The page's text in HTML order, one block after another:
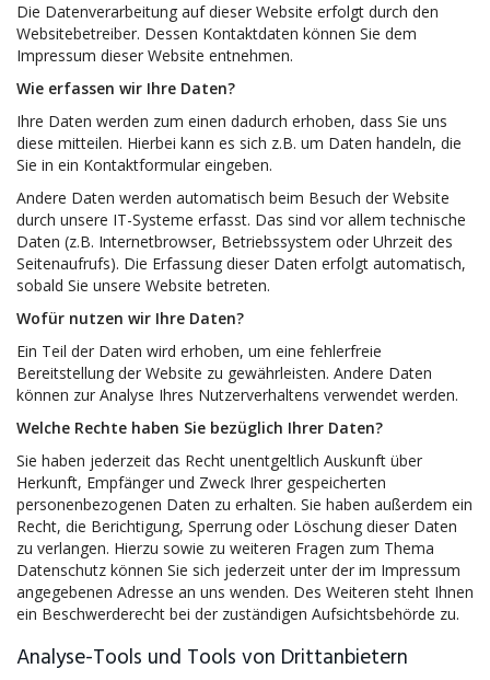
Die Datenverarbeitung auf dieser Website erfolgt durch den
Websitebetreiber. Dessen Kontaktdaten können Sie dem
Impressum dieser Website entnehmen.
Wie erfassen wir Ihre Daten?
Ihre Daten werden zum einen dadurch erhoben, dass Sie uns
diese mitteilen. Hierbei kann es sich z.B. um Daten handeln, die
Sie in ein Kontaktformular eingeben.
Andere Daten werden automatisch beim Besuch der Website
durch unsere IT-Systeme erfasst. Das sind vor allem technische
Daten (z.B. Internetbrowser, Betriebssystem oder Uhrzeit des
Seitenaufrufs). Die Erfassung dieser Daten erfolgt automatisch,
sobald Sie unsere Website betreten.
Wofür nutzen wir Ihre Daten?
Ein Teil der Daten wird erhoben, um eine fehlerfreie
Bereitstellung der Website zu gewährleisten. Andere Daten
können zur Analyse Ihres Nutzerverhaltens verwendet werden.
Welche Rechte haben Sie bezüglich Ihrer Daten?
Sie haben jederzeit das Recht unentgeltlich Auskunft über
Herkunft, Empfänger und Zweck Ihrer gespeicherten
personenbezogenen Daten zu erhalten. Sie haben außerdem ein
Recht, die Berichtigung, Sperrung oder Löschung dieser Daten
zu verlangen. Hierzu sowie zu weiteren Fragen zum Thema
Datenschutz können Sie sich jederzeit unter der im Impressum
angegebenen Adresse an uns wenden. Des Weiteren steht Ihnen
ein Beschwerderecht bei der zuständigen Aufsichtsbehörde zu.
Analyse-Tools und Tools von Drittanbietern